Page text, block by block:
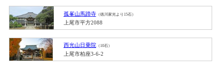
孤峯山馬蹄寺（徳川家光より15石）
上尾市平方2088
西光山日乗院（10石）
上尾市柏座3-6-2